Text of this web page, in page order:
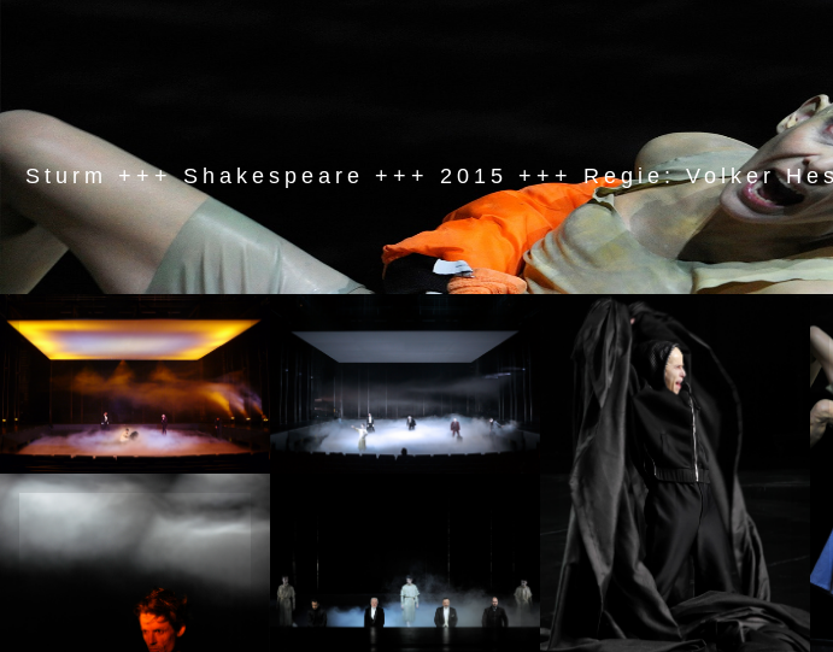
Sturm +++ Shakespeare +++ 2015 +++ Regie: Volker